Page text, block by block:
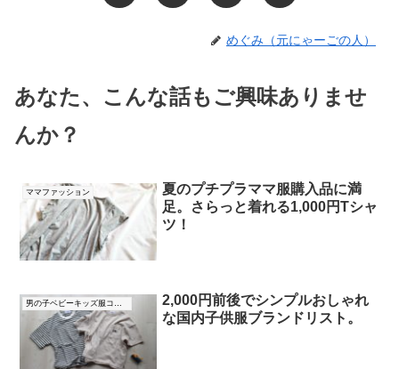
めぐみ（元にゃーごの人）
あなた、こんな話もご興味ありませ
んか？
ママファッション
夏のプチプラママ服購入品に満
足。さらっと着れる1,000円Tシャ
ツ！
男の子ベビーキッズ服コーデ
2,000円前後でシンプルおしゃれ
な国内子供服ブランドリスト。